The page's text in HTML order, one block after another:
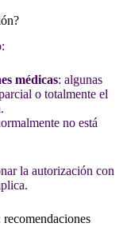
médicas: algunas
o totalmente el
no está
la autorización con